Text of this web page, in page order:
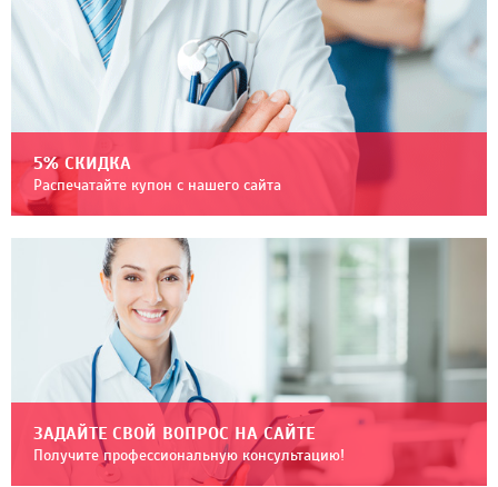
5% СКИДКА
Распечатайте купон с нашего сайта
ЗАДАЙТЕ СВОЙ ВОПРОС НА САЙТЕ
Получите профессиональную консультацию!